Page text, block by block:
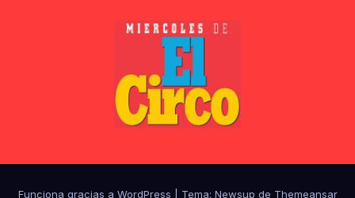
Funciona gracias a WordPress Tema: Newsup de Themeansar